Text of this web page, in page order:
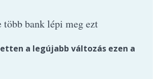
bank lépi meg ezt
a legújabb változás ezen a